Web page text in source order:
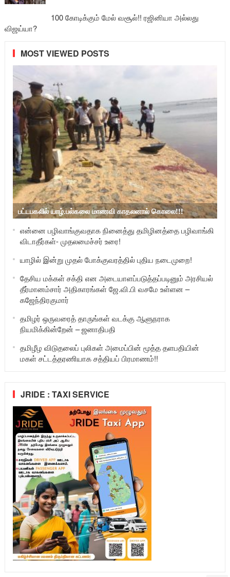
100 கோடிக்கும் மேல் வசூல்!! ரஜினியா அல்லது
விஜய்யா?
MOST VIEWED POSTS
பட்டபகலில் யாழ்.பல்கலை மாணவி காதலனால் கொலை!!!
என்னை பழிவாங்குவதாக நினைத்து தமிழினத்தை பழிவாங்கி
விடாதீர்கள்- முதலமைச்சர் உரை!
யாழில் இன்று முதல் போக்குவரத்தில் புதிய நடைமுறை!
தேசிய மக்கள் சக்தி என அடையாளப்படுத்தப்படினும் அரசியல்
தீர்மானம்சார் அதிகாரங்கள் ஜே.வி.பி வசமே உள்ளன –
கஜேந்திரகுமார்
தமிழர் ஒருவரைத் தாருங்கள் வடக்கு ஆளுநராக
நியமிக்கின்றேன் – ஜனாதிபதி
தமிழீழ விடுதலைப் புலிகள் அமைப்பின் மூத்த தளபதியின்
மகள் சட்டத்தரணியாக சத்தியப் பிரமாணம்!!
JRIDE : TAXI SERVICE